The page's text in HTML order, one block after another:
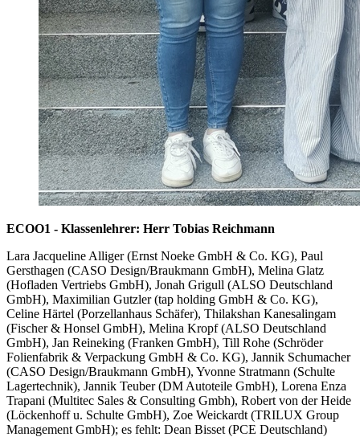
ECOO1 - Klassenlehrer: Herr Tobias Reichmann
Lara Jacqueline Alliger (Ernst Noeke GmbH & Co. KG), Paul
Gersthagen (CASO Design/Braukmann GmbH), Melina Glatz
(Hofladen Vertriebs GmbH), Jonah Grigull (ALSO Deutschland
GmbH), Maximilian Gutzler (tap holding GmbH & Co. KG),
Celine Härtel (Porzellanhaus Schäfer), Thilakshan Kanesalingam
(Fischer & Honsel GmbH), Melina Kropf (ALSO Deutschland
GmbH), Jan Reineking (Franken GmbH), Till Rohe (Schröder
Folienfabrik & Verpackung GmbH & Co. KG), Jannik Schumacher
(CASO Design/Braukmann GmbH), Yvonne Stratmann (Schulte
Lagertechnik), Jannik Teuber (DM Autoteile GmbH), Lorena Enza
Trapani (Multitec Sales & Consulting Gmbh), Robert von der Heide
(Löckenhoff u. Schulte GmbH), Zoe Weickardt (TRILUX Group
Management GmbH); es fehlt: Dean Bisset (PCE Deutschland)